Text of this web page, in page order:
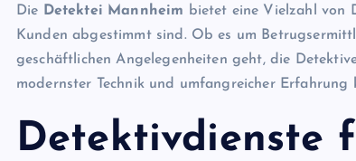
Die Detektei Mannheim bietet eine Vielzahl von
Kunden abgestimmt sind. Ob es um
geschäftlichen Angelegenheiten geht, die
modernster Technik und umfangreicher
Detektivdienste